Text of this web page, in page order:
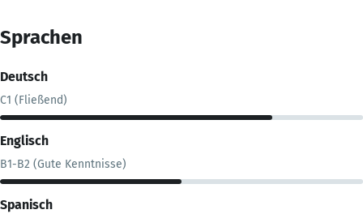
Sprachen
Deutsch
C1 (Fließend)
Englisch
B1-B2 (Gute Kenntnisse)
Spanisch